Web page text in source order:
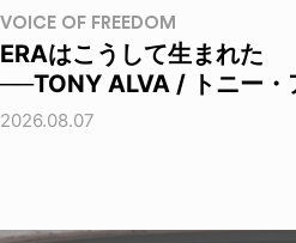
VOICE OF FREEDOM
ERAはこうして生まれた
──TONY ALVA / トニー・
2026.08.07